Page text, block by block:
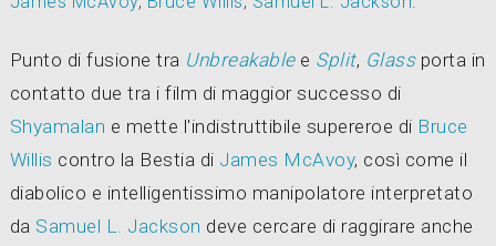
Punto di fusione tra Unbreakablee Split, Glassporta in
contatto due tra i film di maggior successo di
Shyamalan e mette l'indistruttibile supereroe di Bruce
Willis contro la Bestia di James McAvoy, così come il
diabolico e intelligentissimo manipolatore interpretato
da Samuel L. Jackson deve cercare di raggirare anche